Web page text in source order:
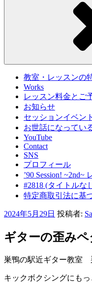
教室・レッスンの
Works
レッスン料金とご
お知らせ
セッションイベン
お世話になってい
YouTube
Contact
SNS
プロフィール
’90 Session! ~2nd~
#2818 (タイトルな
特定商取引法に基
投
日:
2024年5月29日 投稿者:
ギターの歪みペ
巣鴨の駅近ギター教室
キックボクシングにも